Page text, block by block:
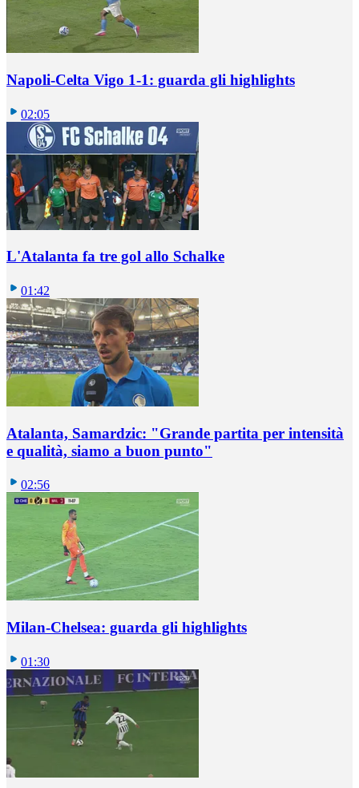
Napoli-Celta Vigo 1-1: guarda gli highlights
02:05
L'Atalanta fa tre gol allo Schalke
01:42
Atalanta, Samardzic: "Grande partita per intensità
e qualità, siamo a buon punto"
02:56
Milan-Chelsea: guarda gli highlights
01:30